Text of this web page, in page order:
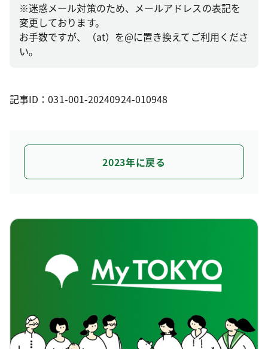
※迷惑メール対策のため、メールアドレスの表記を
変更しております。
お手数ですが、（at）を@に置き換えてご利用くださ
い。
記事ID：031-001-20240924-010948
2023年に戻る